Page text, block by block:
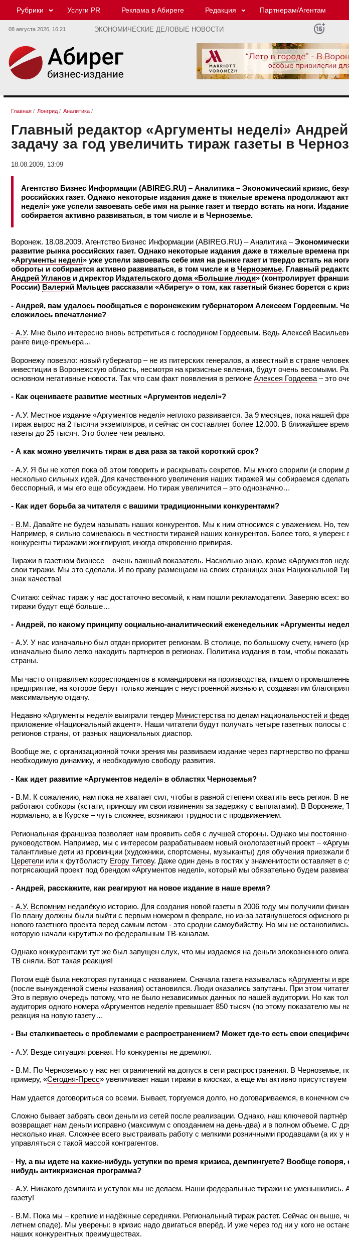
Рубрики Услуги PR Реклама в Абиреге Редакция Партнерам/Агентам
08 августа 2026, 16:21 ЭКОНОМИЧЕСКИЕ ДЕЛОВЫЕ НОВОСТИ
Главная / Лонгрид / Аналитика /
Главный редактор «Аргументы неделi»
задачу за год увеличить тираж газеты в
18.08.2009, 13:09
Агентство Бизнес Информации (ABIREG.RU) – Аналитика – Экономический кризис,
российских газет. Однако некоторые издания даже в тяжелые времена продолжают
неделi» уже успели завоевать себе имя на рынке газет и твердо встать на ноги.
собирается активно развиваться, в том числе и в Черноземье.
Воронеж. 18.08.2009. Агентство Бизнес Информации (ABIREG.RU) – Аналитика –
развитие рынка российских газет. Однако некоторые издания даже в тяжелые времена
«Аргументы неделi» уже успели завоевать себе имя на рынке газет и твердо встать на
обороты и собирается активно развиваться, в том числе и в Черноземье. Главный
Андрей Угланов и директор Издательского дома «Большие люди» (контролирует
России) Валерий Мальцев рассказали «Абирегу» о том, как газетный бизнес борется с
- Андрей, вам удалось пообщаться с воронежским губернатором Алексеем Гордеевым.
сложилось впечатление?
- А.У. Мне было интересно вновь встретиться с господином Гордеевым. Ведь Алексей
ранге вице-премьера…
Воронежу повезло: новый губернатор – не из питерских генералов, а известный в стране
инвестиции в Воронежскую область, несмотря на кризисные явления, будут очень весомыми.
основном негативные новости. Так что сам факт появления в регионе Алексея Гордеева – это
- Как оцениваете развитие местных «Аргументов неделi»?
- А.У. Местное издание «Аргументов неделi» неплохо развивается. За 9 месяцев, пока нашей
тираж вырос на 2 тысячи экземпляров, и сейчас он составляет более 12.000. В ближайшее
газеты до 25 тысяч. Это более чем реально.
- А как можно увеличить тираж в два раза за такой короткий срок?
- А.У. Я бы не хотел пока об этом говорить и раскрывать секретов. Мы много спорили (и спорим
несколько сильных идей. Для качественного увеличения наших тиражей мы собираемся
бесспорный, и мы его еще обсуждаем. Но тираж увеличится – это однозначно…
- Как идет борьба за читателя с вашими традиционными конкурентами?
- В.М. Давайте не будем называть наших конкурентов. Мы к ним относимся с уважением. Но,
Например, я сильно сомневаюсь в честности тиражей наших конкурентов. Более того, я уверен:
конкуренты тиражами жонглируют, иногда откровенно привирая.
Тиражи в газетном бизнесе – очень важный показатель. Насколько знаю, кроме «Аргументов
свои тиражи. Мы это сделали. И по праву размещаем на своих страницах знак Национальной
знак качества!
Считаю: сейчас тираж у нас достаточно весомый, к нам пошли рекламодатели. Заверяю всех:
тиражи будут ещё больше…
- Андрей, по какому принципу социально-аналитический еженедельник «Аргументы
- А.У. У нас изначально был отдан приоритет регионам. В столице, по большому счету, ничего
изначально было легко находить партнеров в регионах. Политика издания в том, чтобы
страны.
Мы часто отправляем корреспондентов в командировки на производства, пишем о
предприятие, на которое берут только женщин с неустроенной жизнью и, создавая им
максимальную отдачу.
Недавно «Аргументы неделi» выиграли тендер Министерства по делам национальностей и
приложение «Национальный акцент». Наши читатели будут получать четыре газетных полосы
регионов страны, от разных национальных диаспор.
Вообще же, с организационной точки зрения мы развиваем издание через партнерство по
необходимую динамику, и необходимую свободу развития.
- Как идет развитие «Аргументов неделi» в областях Черноземья?
- В.М. К сожалению, нам пока не хватает сил, чтобы в равной степени охватить весь регион. В
работают собкоры (кстати, приношу им свои извинения за задержку с выплатами). В Воронеже,
нормально, а в Курске – чуть сложнее, возникают трудности с продвижением.
Региональная франшиза позволяет нам проявить себя с лучшей стороны. Однако мы
руководством. Например, мы с интересом разрабатываем новый окологазетный проект – «
талантливые дети из провинции (художники, спортсмены, музыканты) для обучения приезжали
Церетели или к футболисту Егору Титову. Даже один день в гостях у знаменитости оставляет
потрясающий проект под брендом «Аргументов неделi», который мы обязательно будем
- Андрей, расскажите, как реагируют на новое издание в наше время?
- А.У. Вспомним недалёкую историю. Для создания новой газеты в 2006 году мы получили
По плану должны были выйти с первым номером в феврале, но из-за затянувшегося офисного
нового газетного проекта перед самым летом - это сродни самоубийству. Но мы не
которую начали «крутить» по федеральным ТВ-каналам.
Однако конкурентами тут же был запущен слух, что мы издаемся на деньги злокозненного
ТВ сняли. Вот такая реакция!
Потом ещё была некоторая путаница с названием. Сначала газета называлась «Аргументы и
(после вынужденной смены названия) остановился. Люди оказались запутаны. При этом
Это в первую очередь потому, что не было независимых данных по нашей аудитории. Но как
аудитория одного номера «Аргументов неделi» превышает 850 тысяч (по этому показателю мы
реакция на новую газету…
- Вы сталкиваетесь с проблемами с распространением? Может где-то есть свои
- А.У. Везде ситуация ровная. Но конкуренты не дремлют.
- В.М. По Черноземью у нас нет ограничений на допуск в сети распространения. В Черноземье,
примеру, «Сегодня-Пресс» увеличивает наши тиражи в киосках, а еще мы активно
Нам удается договориться со всеми. Бывает, торгуемся долго, но договариваемся, в конечном
Сложно бывает забрать свои деньги из сетей после реализации. Однако, наш ключевой
возвращает нам деньги исправно (максимум с опозданием на день-два) и в полном объеме. С
несколько иная. Сложнее всего выстраивать работу с мелкими розничными продавцами (а их
управляться с такой массой контрагентов.
- Ну, а вы идете на какие-нибудь уступки во время кризиса, демпингуете? Вообще говоря,
нибудь антикризисная программа?
- А.У. Никакого демпинга и уступок мы не делаем. Наши федеральные тиражи не уменьшились.
газету!
- В.М. Пока мы – крепкие и надёжные середняки. Региональный тираж растет. Сейчас он выше,
летнем спаде). Мы уверены: в кризис надо двигаться вперёд. И уже через год ни у кого не
наших конкурентных преимуществах.